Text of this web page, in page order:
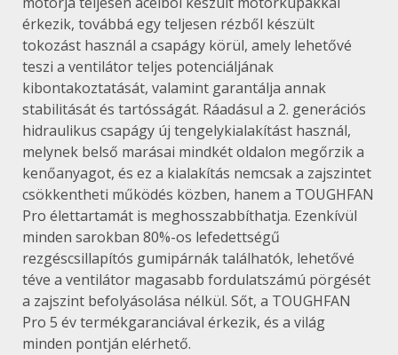
érkezik, továbbá egy teljesen rézből készült
tokozást használ a csapágy körül, amely lehetővé
teszi a ventilátor teljes potenciáljának
kibontakoztatását, valamint garantálja annak
stabilitását és tartósságát. Ráadásul a 2. generációs
hidraulikus csapágy új tengelykialakítást használ,
melynek belső marásai mindkét oldalon megőrzik a
kenőanyagot, és ez a kialakítás nemcsak a zajszintet
csökkentheti működés közben, hanem a TOUGHFAN
Pro élettartamát is meghosszabbíthatja. Ezenkívül
minden sarokban 80%-os lefedettségű
rezgéscsillapítós gumipárnák találhatók, lehetővé
téve a ventilátor magasabb fordulatszámú pörgését
a zajszint befolyásolása nélkül. Sőt, a TOUGHFAN
Pro 5 év termékgaranciával érkezik, és a világ
minden pontján elérhető.